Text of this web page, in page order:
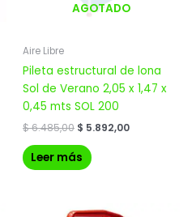
AGOTADO
Aire Libre
Pileta estructural de lona
Sol de Verano 2,05 x 1,47 x
0,45 mts SOL 200
$6.485,00 $ 5.892,00
Leer más
El